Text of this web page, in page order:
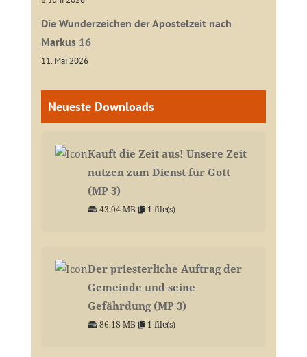
Die Wunderzeichen der Apostelzeit nach
Markus 16
11. Mai 2026
Neueste Downloads
Kauft die Zeit aus! Unsere Zeit
nutzen zum Dienst für Gott
(MP 3)
43.04 MB 1 file(s)
Der priesterliche Auftrag der
Gemeinde und seine
Gefährdung (MP 3)
86.18 MB 1 file(s)